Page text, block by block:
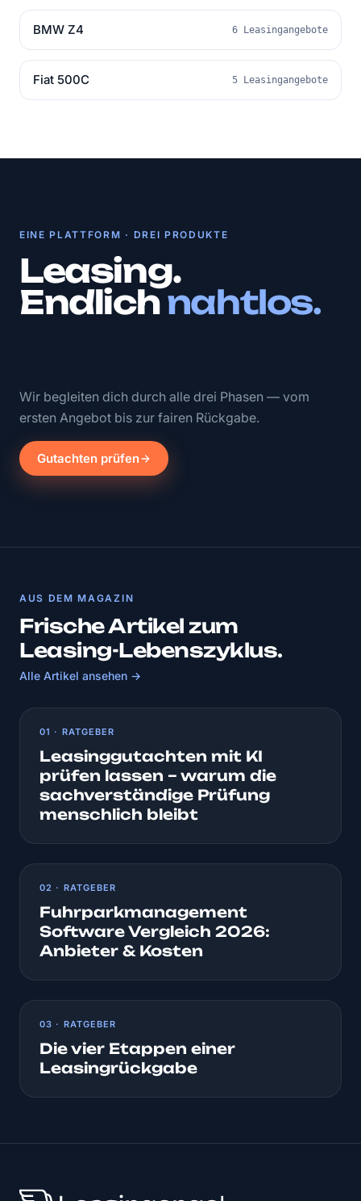
BMW Z4 6 Leasingangebote
Fiat 500C 5 Leasingangebote
EINE PLATTFORM · DREI PRODUKTE
Leasing.
Endlichnahtlos.
Wir begleiten dich durch alle drei Phasen — vom
ersten Angebot bis zur fairen Rückgabe.
Gutachten prüfen
AUS DEM MAGAZIN
Frische Artikel zum
Leasing-Lebenszyklus.
Alle Artikel ansehen →
01 · RATGEBER
Leasinggutachten mit KI
prüfen lassen – warum die
sachverständige Prüfung
menschlich bleibt
02 · RATGEBER
Fuhrparkmanagement
Software Vergleich 2026:
Anbieter & Kosten
03 · RATGEBER
Die vier Etappen einer
Leasingrückgabe